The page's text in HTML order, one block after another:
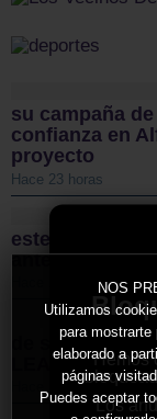
Hemos
Los
NOS
Utilizamos
para mostrarte
elaborado a
páginas
Puedes aceptar
su campaña
confianza en
proyecto
Hace 23 horas
este sábado
ante el CD
Hace 24 horas
de salida a la
LEADER
Hace 3 días